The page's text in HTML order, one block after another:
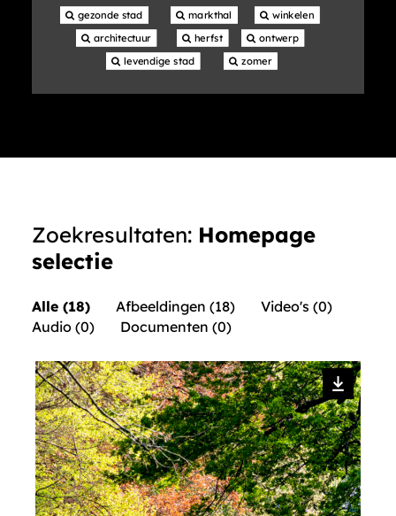
gezonde stad markthal
winkelen
architectuur
herfst
ontwerp
levendige stad
zomer
Zoekresultaten: Homepage
selectie
Alle (18) Afbeeldingen (18)
Video's (0)
Audio (0)
Documenten (0)